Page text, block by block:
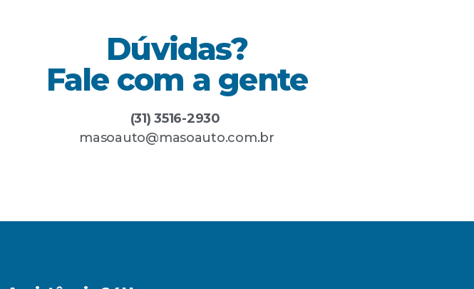
Dúvidas?
Fale com a gente
(31) 3516-2930
masoauto@masoauto.com.br